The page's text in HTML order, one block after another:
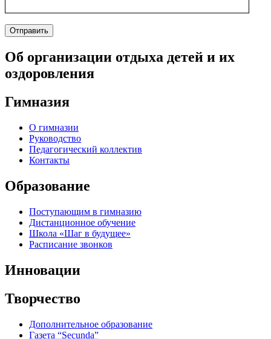
Отправить
Об организации отдыха детей и их
оздоровления
Гимназия
О гимназии
Руководство
Педагогический коллектив
Контакты
Образование
Поступающим в гимназию
Дистанционное обучение
Школа «Шаг в будущее»
Расписание звонков
Инновации
Творчество
Дополнительное образование
Газета “Secunda”